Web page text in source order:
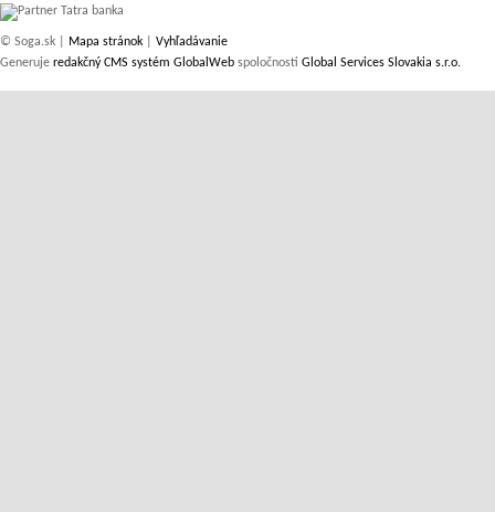
© Soga.sk | Mapa stránok
Vyhľadávanie
Generuje redakčný CMS systém GlobalWeb spoločnosti Global Services Slovakia s.r.o.